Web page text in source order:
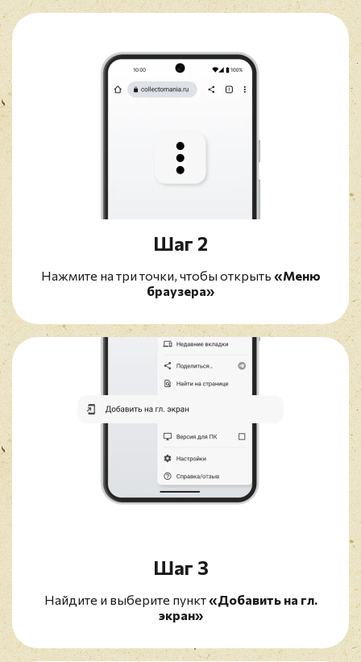
Шаг 2
Нажмите на три точки, чтобы открыть «Меню
браузера»
Шаг 3
Найдите и выберите пункт«Добавить на гл.
экран»